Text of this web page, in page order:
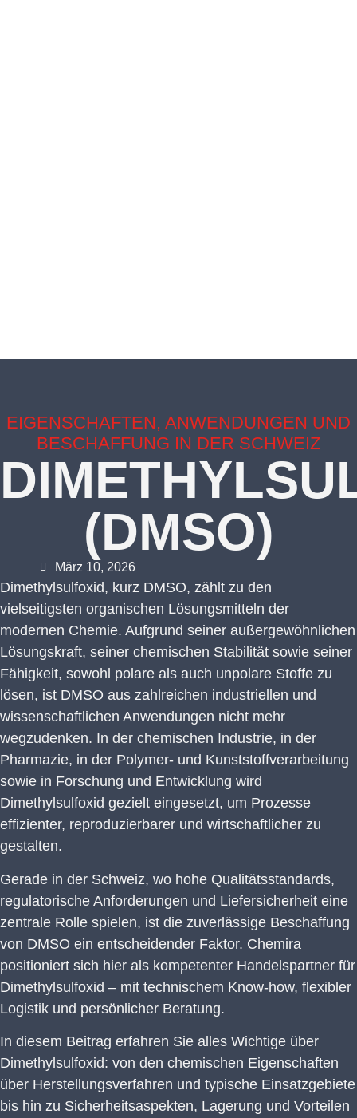
EIGENSCHAFTEN, ANWENDUNGEN UND
BESCHAFFUNG IN DER SCHWEIZ
(DMSO)
März 10, 2026
Dimethylsulfoxid, kurz DMSO, zählt zu den
vielseitigsten organischen Lösungsmitteln der
modernen Chemie. Aufgrund seiner außergewöhnlichen
Lösungskraft, seiner chemischen Stabilität sowie seiner
Fähigkeit, sowohl polare als auch unpolare Stoffe zu
lösen, ist DMSO aus zahlreichen industriellen und
wissenschaftlichen Anwendungen nicht mehr
wegzudenken. In der chemischen Industrie, in der
Pharmazie, in der Polymer- und Kunststoffverarbeitung
sowie in Forschung und Entwicklung wird
Dimethylsulfoxid gezielt eingesetzt, um Prozesse
effizienter, reproduzierbarer und wirtschaftlicher zu
gestalten.
Gerade in der Schweiz, wo hohe Qualitätsstandards,
regulatorische Anforderungen und Liefersicherheit eine
zentrale Rolle spielen, ist die zuverlässige Beschaffung
von DMSO ein entscheidender Faktor. Chemira
positioniert sich hier als kompetenter Handelspartner für
Dimethylsulfoxid – mit technischem Know-how, flexibler
Logistik und persönlicher Beratung.
In diesem Beitrag erfahren Sie alles Wichtige über
Dimethylsulfoxid: von den chemischen Eigenschaften
über Herstellungsverfahren und typische Einsatzgebiete
bis hin zu Sicherheitsaspekten, Lagerung und Vorteilen